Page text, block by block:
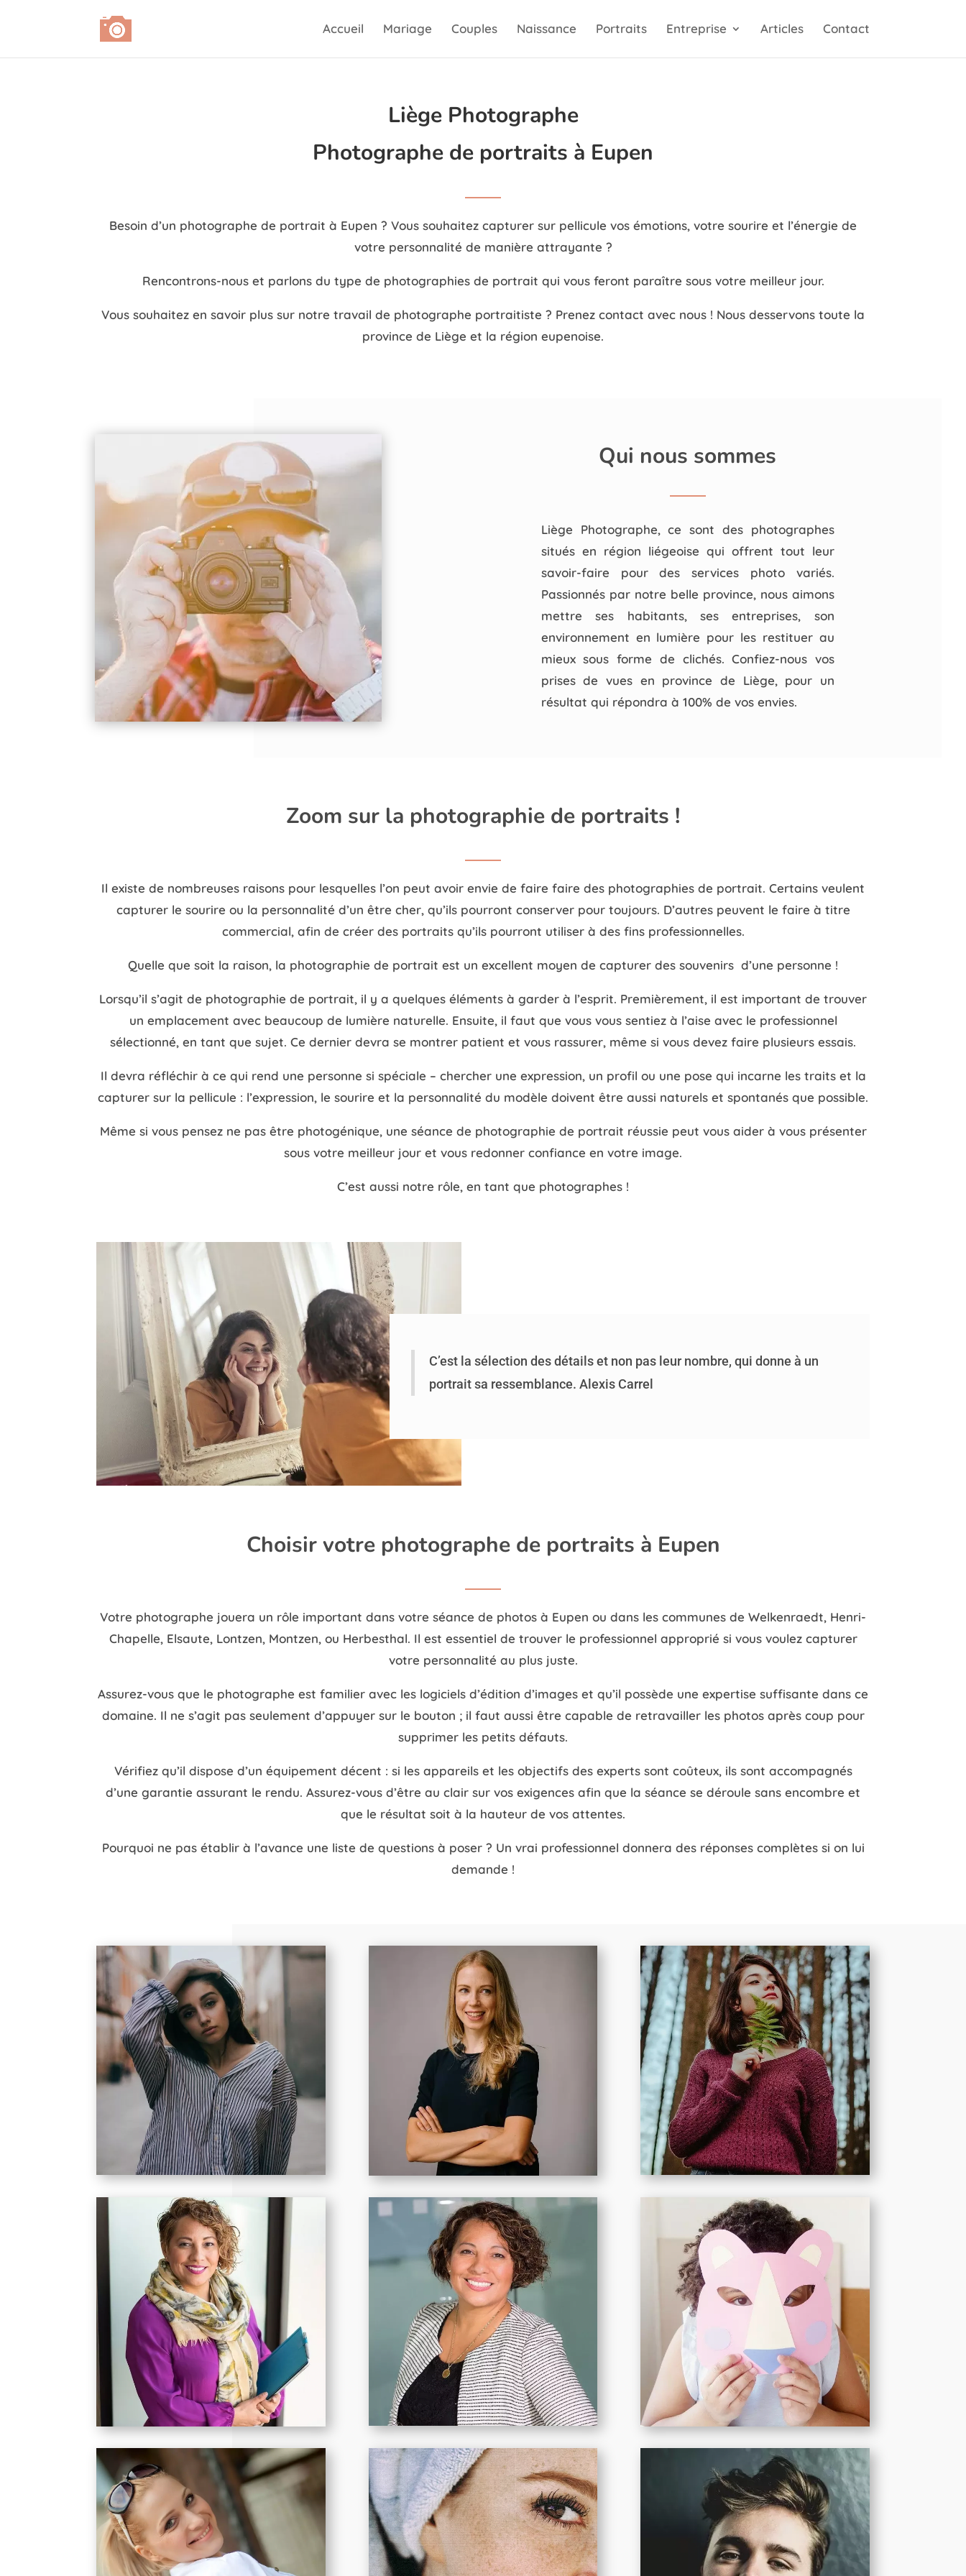
Accueil Mariage Couples Naissance Portraits Entreprise Articles Contact
Liège Photographe
Photographe de portraits à Eupen
Besoin d’un photographe de portrait à Eupen ? Vous souhaitez capturer sur pellicule vos émotions, votre sourire et l’énergie de
votre personnalité de manière attrayante ?
Rencontrons-nous et parlons du type de photographies de portrait qui vous feront paraître sous votre meilleur jour.
Vous souhaitez en savoir plus sur notre travail de photographe portraitiste ? Prenez contact avec nous ! Nous desservons toute la
province de Liège et la région eupenoise.
Qui nous sommes
Liège Photographe, ce sont des photographes
situés en région liégeoise qui offrent tout leur
savoir-faire pour des services photo variés.
Passionnés par notre belle province, nous aimons
mettre ses habitants, ses entreprises, son
environnement en lumière pour les restituer au
mieux sous forme de clichés. Confiez-nous vos
prises de vues en province de Liège, pour un
résultat qui répondra à 100% de vos envies.
Zoom sur la photographie de portraits !
Il existe de nombreuses raisons pour lesquelles l’on peut avoir envie de faire faire des photographies de portrait. Certains veulent
capturer le sourire ou la personnalité d’un être cher, qu’ils pourront conserver pour toujours. D’autres peuvent le faire à titre
commercial, afin de créer des portraits qu’ils pourront utiliser à des fins professionnelles.
Quelle que soit la raison, la photographie de portrait est un excellent moyen de capturer des souvenirs d’une personne !
Lorsqu’il s’agit de photographie de portrait, il y a quelques éléments à garder à l’esprit. Premièrement, il est important de trouver
un emplacement avec beaucoup de lumière naturelle. Ensuite, il faut que vous vous sentiez à l’aise avec le professionnel
sélectionné, en tant que sujet. Ce dernier devra se montrer patient et vous rassurer, même si vous devez faire plusieurs essais.
Il devra réfléchir à ce qui rend une personne si spéciale – chercher une expression, un profil ou une pose qui incarne les traits et la
capturer sur la pellicule : l’expression, le sourire et la personnalité du modèle doivent être aussi naturels et spontanés que possible.
Même si vous pensez ne pas être photogénique, une séance de photographie de portrait réussie peut vous aider à vous présenter
sous votre meilleur jour et vous redonner confiance en votre image.
C’est aussi notre rôle, en tant que photographes !
C’est la sélection des détails et non pas leur nombre, qui donne à un
portrait sa ressemblance. Alexis Carrel
Choisir votre photographe de portraits à Eupen
Votre photographe jouera un rôle important dans votre séance de photos à Eupen ou dans les communes de Welkenraedt, Henri-
Chapelle, Elsaute, Lontzen, Montzen, ou Herbesthal. Il est essentiel de trouver le professionnel approprié si vous voulez capturer
votre personnalité au plus juste.
Assurez-vous que le photographe est familier avec les logiciels d’édition d’images et qu’il possède une expertise suffisante dans ce
domaine. Il ne s’agit pas seulement d’appuyer sur le bouton ; il faut aussi être capable de retravailler les photos après coup pour
supprimer les petits défauts.
Vérifiez qu’il dispose d’un équipement décent : si les appareils et les objectifs des experts sont coûteux, ils sont accompagnés
d’une garantie assurant le rendu. Assurez-vous d’être au clair sur vos exigences afin que la séance se déroule sans encombre et
que le résultat soit à la hauteur de vos attentes.
Pourquoi ne pas établir à l’avance une liste de questions à poser ? Un vrai professionnel donnera des réponses complètes si on lui
demande !